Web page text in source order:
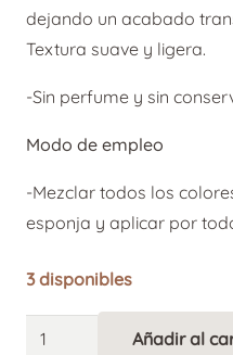
dejando un acabado
Textura suave y ligera.
-Sin perfume y sin
Modo de empleo
-Mezclar todos los
esponja y aplicar por
3 disponibles
Avene
Añadir al